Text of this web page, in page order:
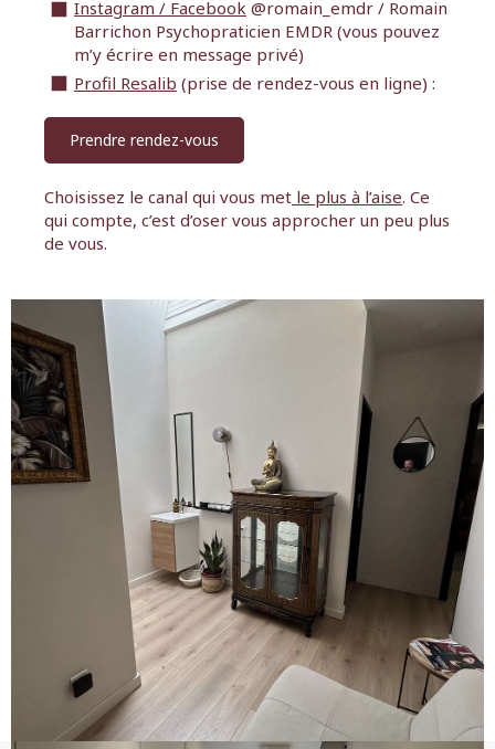
Instagram / Facebook @romain_emdr / Romain
Barrichon Psychopraticien EMDR (vous pouvez
m’y écrire en message privé)
Profil Resalib (prise de rendez-vous en ligne) :
Prendre rendez-vous
Choisissez le canal qui vous met le plus à l’aise. Ce
qui compte, c’est d’oser vous approcher un peu plus
de vous.